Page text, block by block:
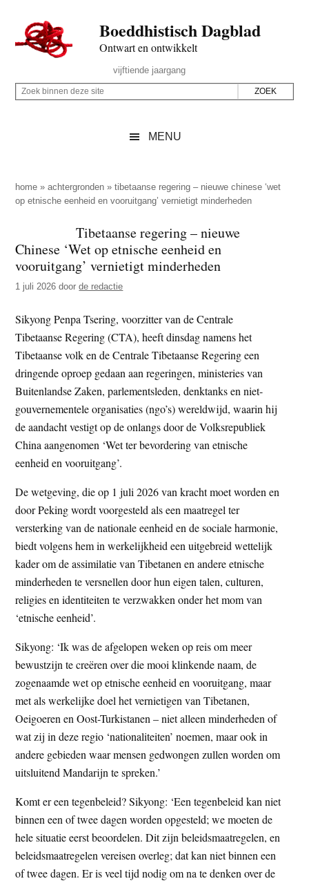
naar
de
inhoud
secondary
naar
de
sidebar
naar
de
Boeddhistisch Dagblad
Ontwart en ontwikkelt
Rechts
vijftiende jaargang
Z
p
d
z
e
s
t
e
Z
i
n
n
d
e
e
s
i
t
e
MENU
home »achtergronden »tibetaanse regering – nieuwe chinese ‘wet
op etnische eenheid en vooruitgang’ vernietigt minderheden
Tibetaanse regering – nieuwe
Chinese ‘Wet op etnische eenheid en
vooruitgang’ vernietigt minderheden
1 juli 2026 doorde redactie
Sikyong Penpa Tsering, voorzitter van de Centrale
Tibetaanse Regering (CTA), heeft dinsdag namens het
Tibetaanse volk en de Centrale Tibetaanse Regering een
dringende oproep gedaan aan regeringen, ministeries van
Buitenlandse Zaken, parlementsleden, denktanks en niet-
gouvernementele organisaties (ngo’s) wereldwijd, waarin hij
de aandacht vestigt op de onlangs door de Volksrepubliek
China aangenomen ‘Wet ter bevordering van etnische
eenheid en vooruitgang’.
De wetgeving, die op 1 juli 2026 van kracht moet worden en
door Peking wordt voorgesteld als een maatregel ter
versterking van de nationale eenheid en de sociale harmonie,
biedt volgens hem in werkelijkheid een uitgebreid wettelijk
kader om de assimilatie van Tibetanen en andere etnische
minderheden te versnellen door hun eigen talen, culturen,
religies en identiteiten te verzwakken onder het mom van
‘etnische eenheid’.
Sikyong: ‘Ik was de afgelopen weken op reis om meer
bewustzijn te creëren over die mooi klinkende naam, de
zogenaamde wet op etnische eenheid en vooruitgang, maar
met als werkelijke doel het vernietigen van Tibetanen,
Oeigoeren en Oost-Turkistanen – niet alleen minderheden of
wat zij in deze regio ‘nationaliteiten’ noemen, maar ook in
andere gebieden waar mensen gedwongen zullen worden om
uitsluitend Mandarijn te spreken.’
Komt er een tegenbeleid? Sikyong: ‘Een tegenbeleid kan niet
binnen een of twee dagen worden opgesteld; we moeten de
hele situatie eerst beoordelen. Dit zijn beleidsmaatregelen, en
beleidsmaatregelen vereisen overleg; dat kan niet binnen een
of twee dagen. Er is veel tijd nodig om na te denken over de